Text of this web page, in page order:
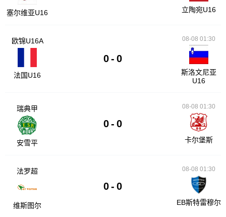
塞尔维亚U16 立陶宛U16
欧锦U16A
法国U16
0 - 0
08-08 01:30
斯洛文尼亚
U16
瑞典甲
安雪平
0 - 0
08-08 01:30
卡尔堡斯
法罗超
维斯图尔
0 - 0
08-08 01:30
EB斯特雷穆尔